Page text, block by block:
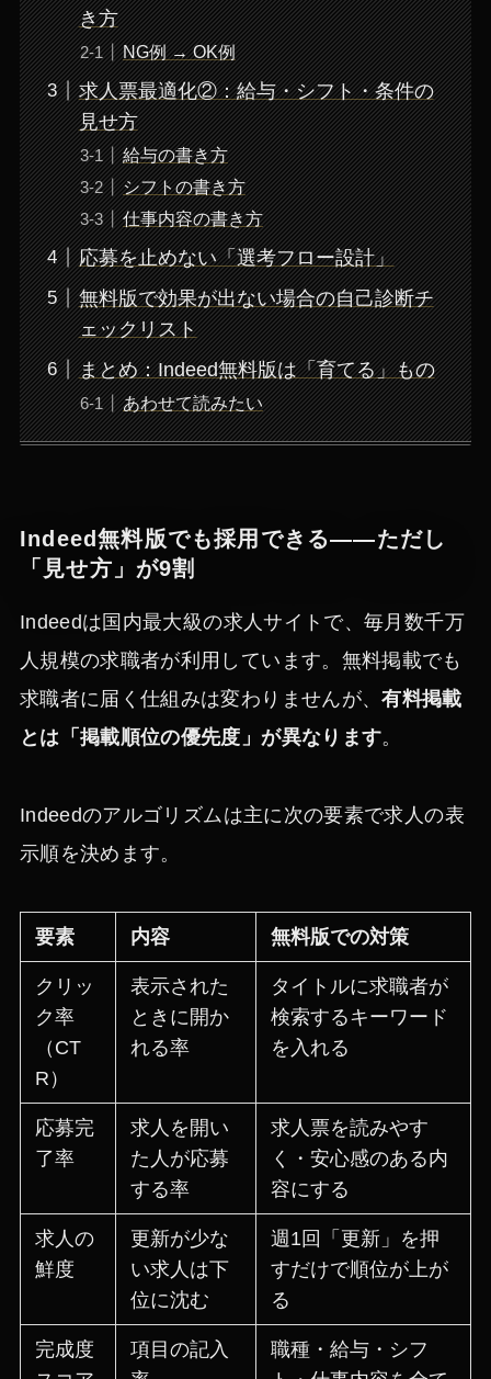
き方
NG例 → OK例
求人票最適化②：給与・シフト・条件の
見せ方
給与の書き方
シフトの書き方
仕事内容の書き方
応募を止めない「選考フロー設計」
無料版で効果が出ない場合の自己診断チ
ェックリスト
まとめ：Indeed無料版は「育てる」もの
あわせて読みたい
Indeed無料版でも採用できる——ただし
「見せ方」が9割
Indeedは国内最大級の求人サイトで、毎月数千万
人規模の求職者が利用しています。無料掲載でも
求職者に届く仕組みは変わりませんが、有料掲載
とは「掲載順位の優先度」が異なります。
Indeedのアルゴリズムは主に次の要素で求人の表
示順を決めます。
要素 内容 無料版での対策
クリッ
ク率
（CT
R）
表示された
ときに開か
れる率
タイトルに求職者が
検索するキーワード
を入れる
応募完
了率
求人を開い
た人が応募
する率
求人票を読みやす
く・安心感のある内
容にする
求人の
鮮度
更新が少な
い求人は下
位に沈む
週1回「更新」を押
すだけで順位が上が
る
完成度
項目の記入
職種・給与・シフ